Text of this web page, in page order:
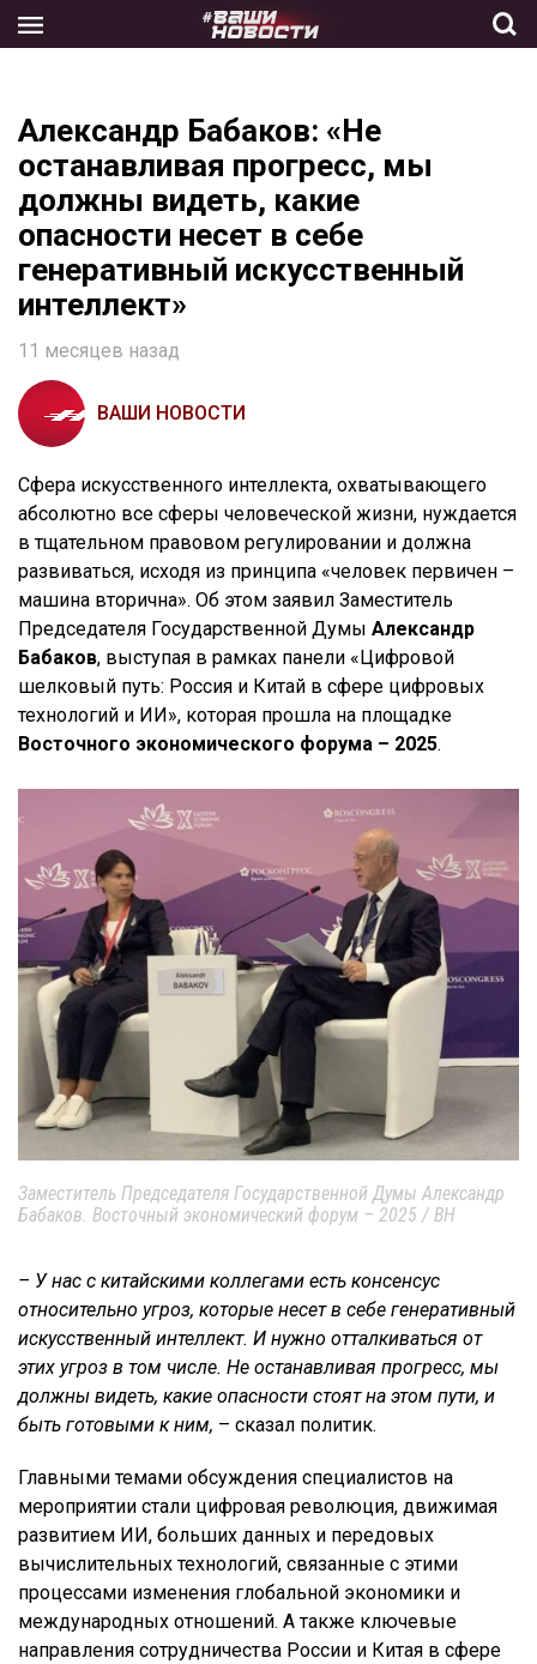
the
Александр Бабаков: «Не
останавливая прогресс, мы
должны видеть, какие
опасности несет в себе
генеративный искусственный
интеллект»
11 месяцев назад
ВАШИ НОВОСТИ
Сфера искусственного интеллекта, охватывающего
абсолютно все сферы человеческой жизни, нуждается
в тщательном правовом регулировании и должна
развиваться, исходя из принципа «человек первичен –
машина вторична». Об этом заявил Заместитель
Председателя Государственной Думы Александр
Бабаков, выступая в рамках панели «Цифровой
шелковый путь: Россия и Китай в сфере цифровых
технологий и ИИ», которая прошла на площадке
Восточного экономического форума – 2025.
Заместитель Председателя Государственной Думы Александр
Бабаков. Восточный экономический форум – 2025 / ВН
– У нас с китайскими коллегами есть консенсус
относительно угроз, которые несет в себе генеративный
искусственный интеллект. И нужно отталкиваться от
этих угроз в том числе. Не останавливая прогресс, мы
должны видеть, какие опасности стоят на этом пути, и
быть готовыми к ним, – сказал политик.
Главными темами обсуждения специалистов на
мероприятии стали цифровая революция, движимая
развитием ИИ, больших данных и передовых
вычислительных технологий, связанные с этими
процессами изменения глобальной экономики и
международных отношений. А также ключевые
направления сотрудничества России и Китая в сфере